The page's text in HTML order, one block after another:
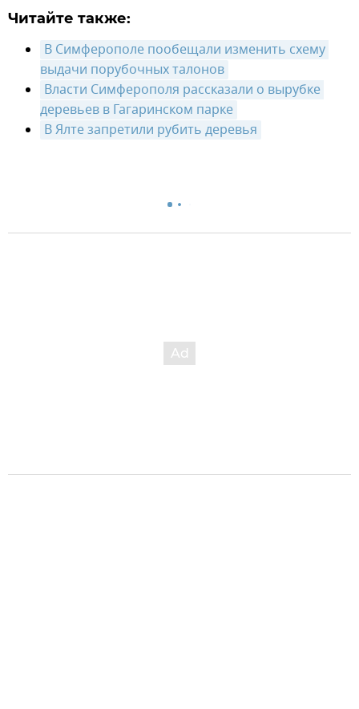
Читайте также:
В Симферополе пообещали изменить схему
выдачи порубочных талонов
Власти Симферополя рассказали о вырубке
деревьев в Гагаринском парке
В Ялте запретили рубить деревья